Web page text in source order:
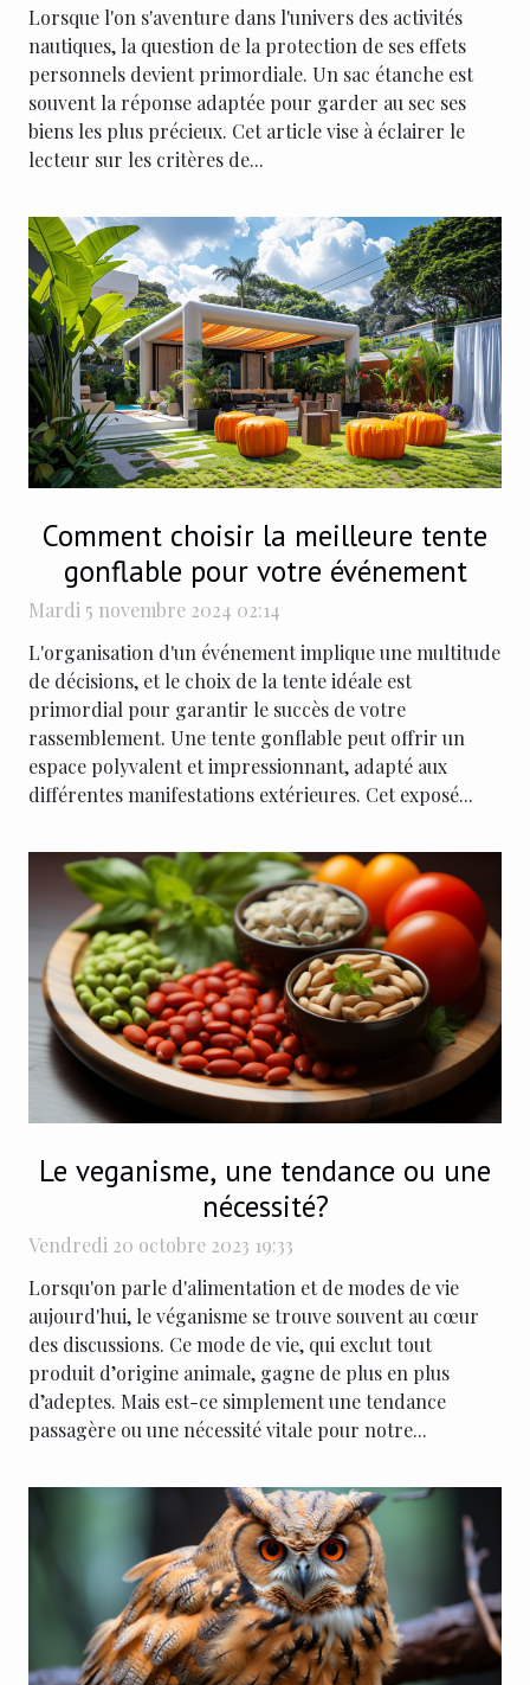
Lorsque l'on s'aventure dans l'univers des activités
nautiques, la question de la protection de ses effets
personnels devient primordiale. Un sac étanche est
souvent la réponse adaptée pour garder au sec ses
biens les plus précieux. Cet article vise à éclairer le
lecteur sur les critères de...
Comment choisir la meilleure tente
gonflable pour votre événement
Mardi 5 novembre 2024 02:14
L'organisation d'un événement implique une multitude
de décisions, et le choix de la tente idéale est
primordial pour garantir le succès de votre
rassemblement. Une tente gonflable peut offrir un
espace polyvalent et impressionnant, adapté aux
différentes manifestations extérieures. Cet exposé...
Le veganisme, une tendance ou une
nécessité?
Vendredi 20 octobre 2023 19:33
Lorsqu'on parle d'alimentation et de modes de vie
aujourd'hui, le véganisme se trouve souvent au cœur
des discussions. Ce mode de vie, qui exclut tout
produit d’origine animale, gagne de plus en plus
d’adeptes. Mais est-ce simplement une tendance
passagère ou une nécessité vitale pour notre...